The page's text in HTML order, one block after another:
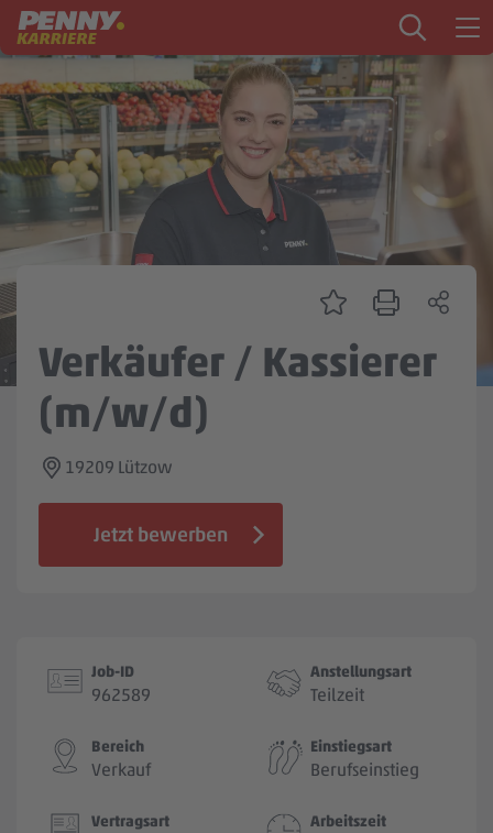
Zum Inhalt springen
Startseite
PENNY als Arbeitgeber
Ausbildung
Markt
Zentrale & Vertrieb
Mein Kandidat:innenprofil
Jobbörse
Verkäufer / Kassierer
(m/w/d)
19209 Lützow
Jetzt bewerben
Job-ID
962589
Anstellungsart
Teilzeit
Bereich
Verkauf
Einstiegsart
Berufseinstieg
Vertragsart Arbeitszeit